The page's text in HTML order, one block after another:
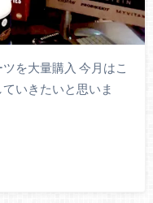
を大量購入 今月はこ
いきたいと思いま